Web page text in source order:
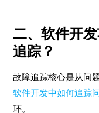
二、软件开
追踪？
故障追踪核心是从问
软件开发中如何追踪
环。